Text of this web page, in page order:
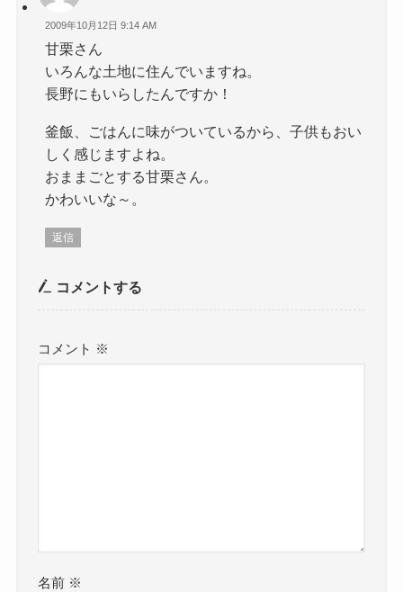
2009年10月12日 9:14 AM
甘栗さん
いろんな土地に住んでいますね。
長野にもいらしたんですか！
釜飯、ごはんに味がついているから、子供もおい
しく感じますよね。
おままごとする甘栗さん。
かわいいな～。
返信
コメントする
コメント ※
名前 ※